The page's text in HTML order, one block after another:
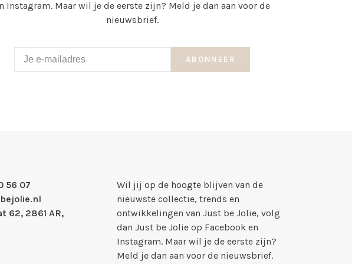
Instagram. Maar wil je de eerste zijn? Meld je dan aan voor de
nieuwsbrief.
ABONNEER
56 07
62, 2861 AR,
Wil jij op de hoogte blijven van de
nieuwste collectie, trends en
ontwikkelingen van Just be Jolie, volg
dan Just be Jolie op Facebook en
Instagram. Maar wil je de eerste zijn?
Meld je dan aan voor de nieuwsbrief.